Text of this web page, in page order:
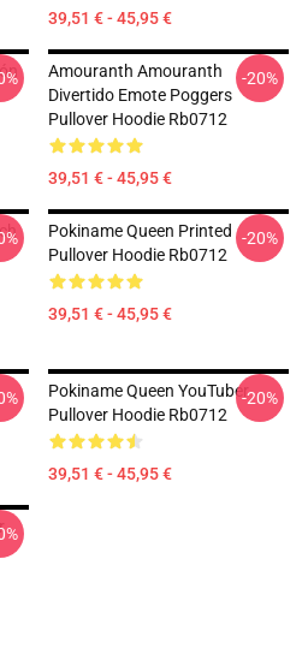
39,51 € - 45,95 €
Amouranth Amouranth
Divertido Emote Poggers
Pullover Hoodie Rb0712
39,51 € - 45,95 €
-20%
Pokiname Queen Printed
Pullover Hoodie Rb0712
39,51 € - 45,95 €
-20%
Pokiname Queen YouTuber
Pullover Hoodie Rb0712
39,51 € - 45,95 €
-20%